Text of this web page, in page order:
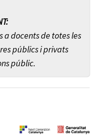
docents de totes les
públics i privats
públic.